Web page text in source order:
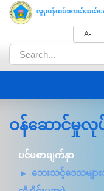
A-
ဝန်ဆောင်မှုလု
ပင်မစာမျက်နှာ
ဘေးသင့်ဒေသမျာ